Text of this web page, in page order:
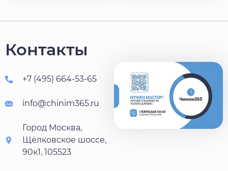
Контакты
+7 (495) 664-53-65
info@chinim365.ru
Город Москва,
Щёлковское шоссе,
90к1, 105523